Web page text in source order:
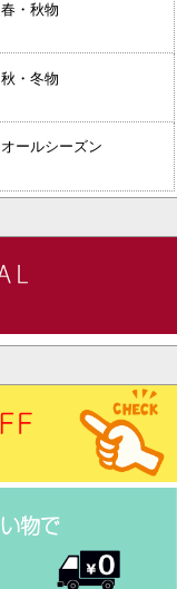
春・秋物
秋・冬物
オールシーズン